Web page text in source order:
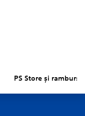
PS Store și